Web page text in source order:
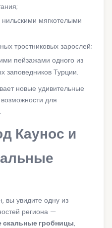
мягкотелыми
тростниковых зарослей;
пейзажами одного из
заповедников Турции.
новые удивительные
для
Каунос и
вы увидите одну из
региона —
скальные гробницы,